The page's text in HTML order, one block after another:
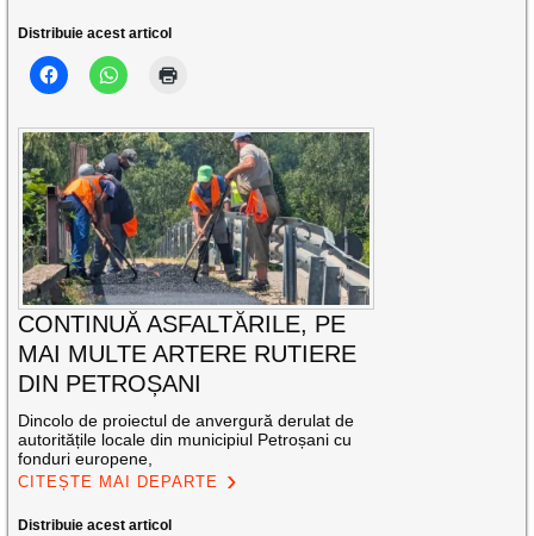
Distribuie acest articol
CONTINUĂ ASFALTĂRILE, PE
MAI MULTE ARTERE RUTIERE
DIN PETROȘANI
Dincolo de proiectul de anvergură derulat de
autoritățile locale din municipiul Petroșani cu
fonduri europene,
CITEȘTE MAI DEPARTE
Distribuie acest articol